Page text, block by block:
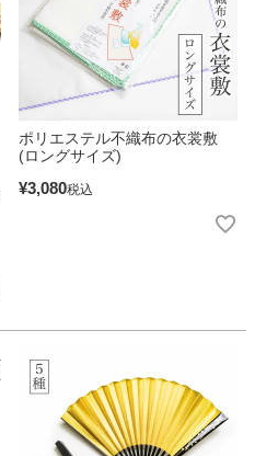
ポリエステル不織布の衣裳敷
(ロングサイズ)
¥3,080税込